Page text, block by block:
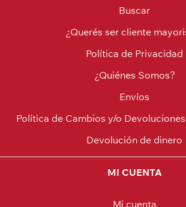
Buscar
¿Querés ser cliente
Política de Privacidad
¿Quiénes Somos?
Envíos
Política de Cambios y/o
Devolución de dinero
MI CUENTA
Mi cuenta